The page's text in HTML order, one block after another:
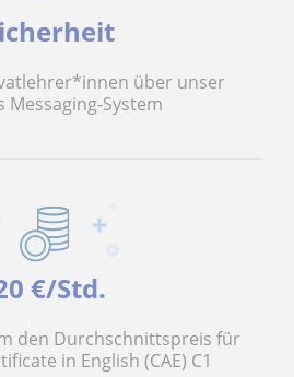
über unser
Messaging-System
€/Std.
den Durchschnittspreis für
in English (CAE) C1